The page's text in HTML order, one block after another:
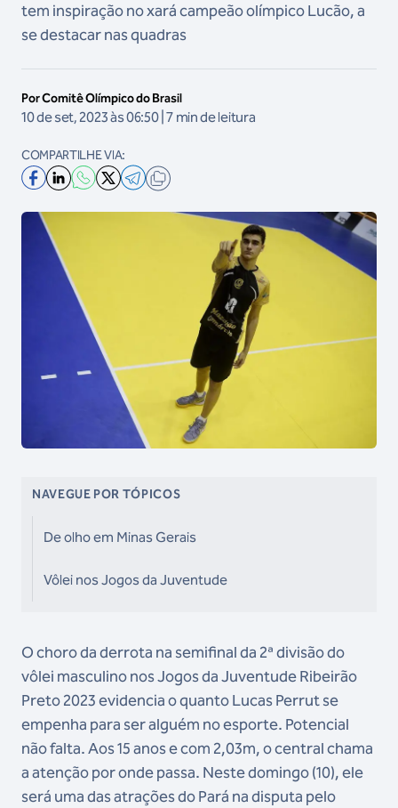
tem inspiração no xará campeão olímpico Lucão, a
se destacar nas quadras
Por Comitê Olímpico do Brasil
10 de set, 2023 às 06:50 | 7 min de leitura
COMPARTILHE VIA:
NAVEGUE POR TÓPICOS
De olho em Minas Gerais
Vôlei nos Jogos da Juventude
O choro da derrota na semifinal da 2ª divisão do
vôlei masculino nos Jogos da Juventude Ribeirão
Preto 2023 evidencia o quanto Lucas Perrut se
empenha para ser alguém no esporte. Potencial
não falta. Aos 15 anos e com 2,03m, o central chama
a atenção por onde passa. Neste domingo (10), ele
será uma das atrações do Pará na disputa pelo